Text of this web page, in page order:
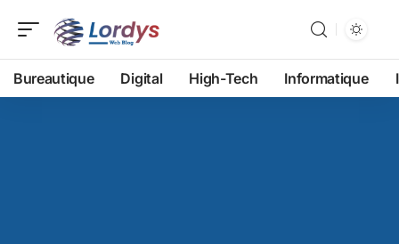
Bureautique Digital High-Tech Informatique